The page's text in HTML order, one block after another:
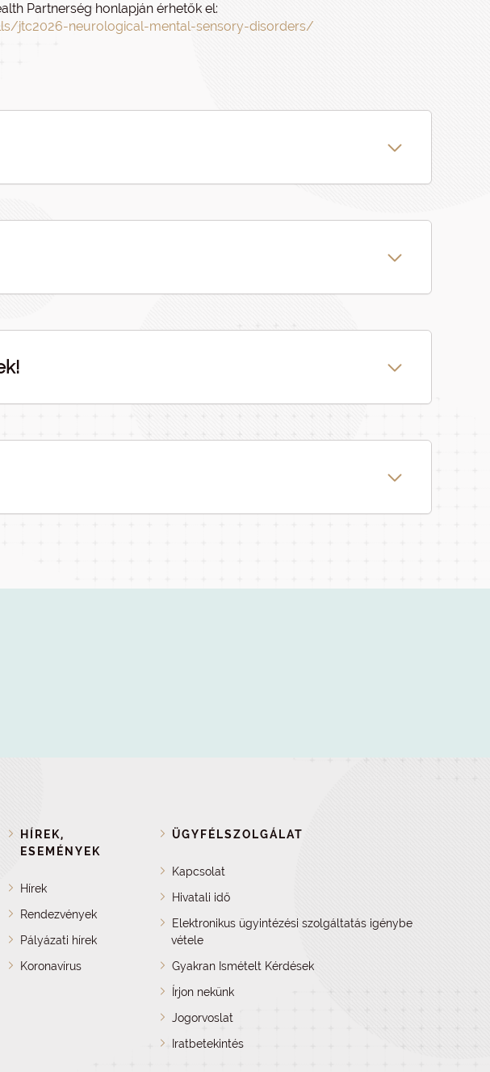
Partnerség honlapján érhetők el:
jtc2026-neurological-mental-sensory-disorders/
HÍREK,
ESEMÉNYEK
Hírek
Rendezvények
Pályázati hírek
Koronavírus
ÜGYFÉLSZOLGÁLAT
Kapcsolat
Hivatali idő
Elektronikus ügyintézési szolgáltatás igénybe
vétele
Gyakran Ismételt Kérdések
Írjon nekünk
Jogorvoslat
Iratbetekintés